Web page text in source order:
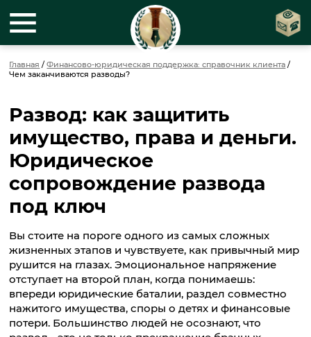
Главная /Финансово-юридическая поддержка: справочник клиента /
Чем заканчиваются разводы?
Развод: как защитить
имущество, права и деньги.
Юридическое
сопровождение развода
под ключ
Вы стоите на пороге одного из самых сложных
жизненных этапов и чувствуете, как привычный мир
рушится на глазах. Эмоциональное напряжение
отступает на второй план, когда понимаешь:
впереди юридические баталии, раздел совместно
нажитого имущества, споры о детях и финансовые
потери. Большинство людей не осознают, что